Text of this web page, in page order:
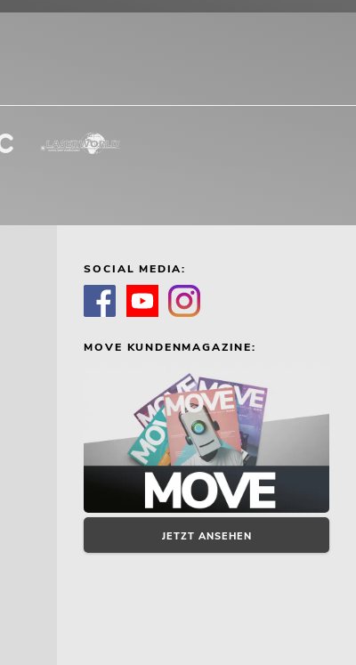
SOCIAL MEDIA:
MOVE KUNDENMAGAZINE:
JETZT ANSEHEN